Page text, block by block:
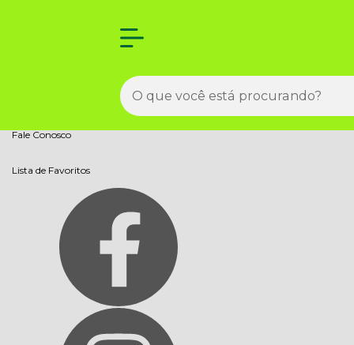
Fale Conosco
Lista de Favoritos